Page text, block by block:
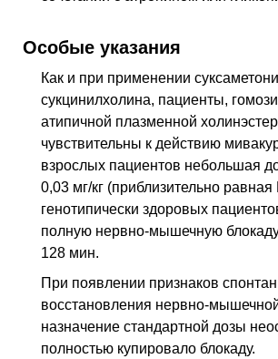
Особые указания
Как и при применении
сукцинилхолина, пациенты,
атипичной плазменной
чувствительны к действию
взрослых пациентов небольшая
0,03 мг/кг (приблизительно
генотипически здоровых
полную нервно-мышечную
128 мин.
При появлении признаков
восстановления нервно-
назначение стандартной дозы
полностью купировало блокаду.